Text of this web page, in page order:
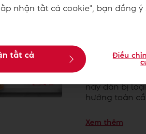
BROMATE
3 thg 6 2026
Bromate và
nay dần bị
hướng toàn
Xem thêm
nhận tất cả cookie", bạn đồng
tất cả
Điều